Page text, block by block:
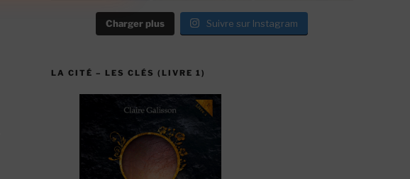
Charger plus Suivre sur Instagram
LA CITÉ – LES CLÉS (LIVRE 1)